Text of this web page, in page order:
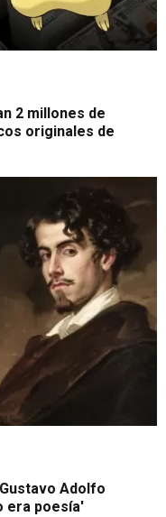
2 millones de
originales de
Adolfo
era poesía'